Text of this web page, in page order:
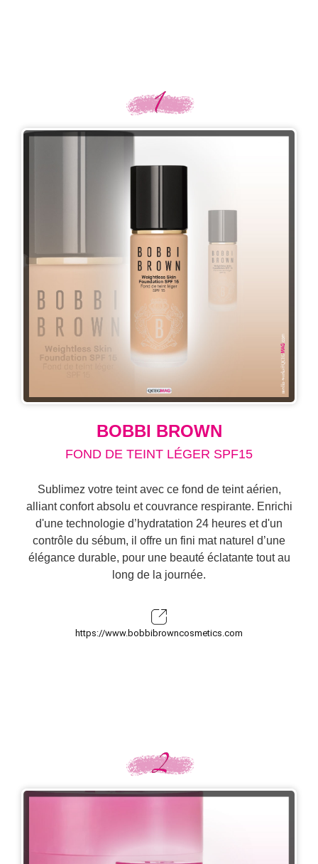
BOBBI BROWN
FOND DE TEINT LÉGER SPF15
Sublimez votre teint avec ce fond de teint aérien,
alliant confort absolu et couvrance respirante. Enrichi
d'une technologie d’hydratation 24 heures et d'un
contrôle du sébum, il offre un fini mat naturel d’une
élégance durable, pour une beauté éclatante tout au
long de la journée.
https://www.bobbibrowncosmetics.com